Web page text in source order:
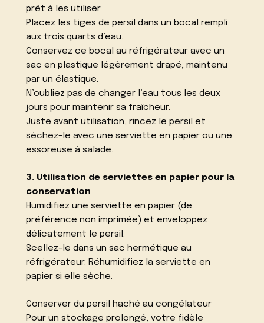
prêt à les utiliser.
Placez les tiges de persil dans un bocal rempli
aux trois quarts d’eau.
Conservez ce bocal au réfrigérateur avec un
sac en plastique légèrement drapé, maintenu
par un élastique.
N’oubliez pas de changer l’eau tous les deux
jours pour maintenir sa fraîcheur.
Juste avant utilisation, rincez le persil et
séchez-le avec une serviette en papier ou une
essoreuse à salade.
3. Utilisation de serviettes en papier pour la
conservation
Humidifiez une serviette en papier (de
préférence non imprimée) et enveloppez
délicatement le persil.
Scellez-le dans un sac hermétique au
réfrigérateur. Réhumidifiez la serviette en
papier si elle sèche.
Conserver du persil haché au congélateur
Pour un stockage prolongé, votre fidèle